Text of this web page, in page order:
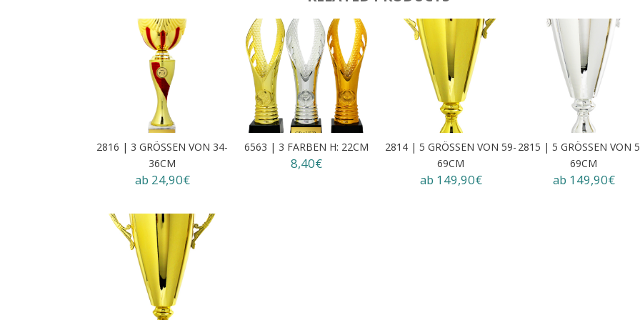
2816 | 3 GRÖSSEN VON 34-3
6CM
ab 24,90€
6563 | 3 FARBEN H: 22CM
8,40€
2814 | 5 GRÖSSEN VON 59-6
9CM
ab 149,90€
2815 | 5 GRÖSSEN VON
9CM
ab 149,90€